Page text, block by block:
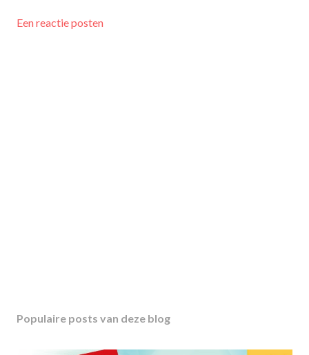
Een reactie posten
Populaire posts van deze blog